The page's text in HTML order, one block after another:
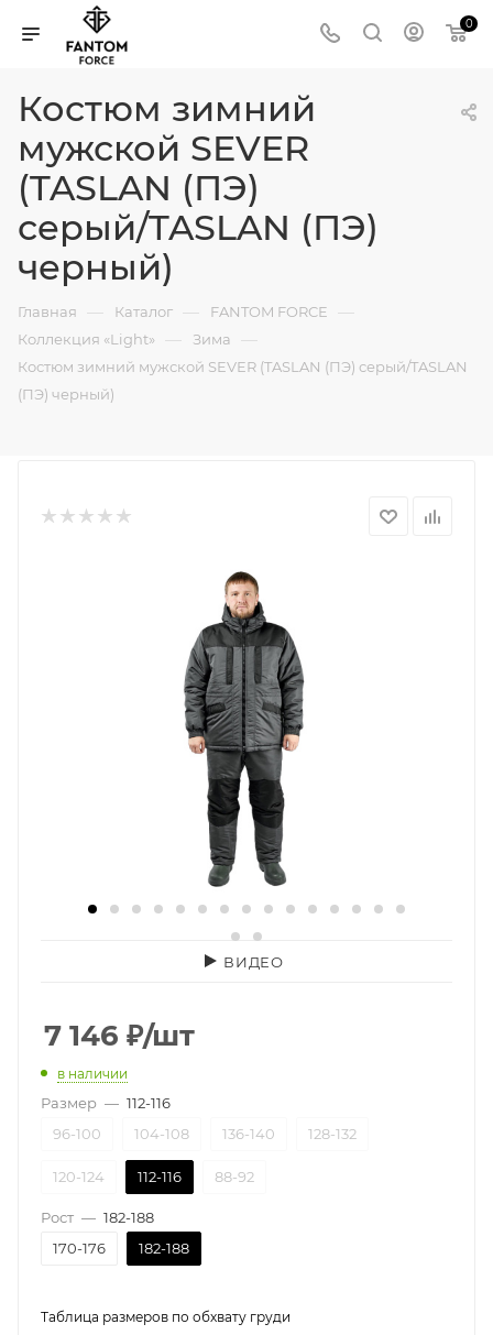
0
Костюм зимний
мужской SEVER
(TASLAN (ПЭ)
серый/TASLAN (ПЭ)
черный)
Главная — Каталог — FANTOM FORCE —
Коллекция «Light» — Зима —
Костюм зимний мужской SEVER (TASLAN (ПЭ) серый/TASLAN
(ПЭ) черный)
ВИДЕО
7 146 ₽/шт
в наличии
Размер — 112-116
96-100
104-108 136-140 128-132
120-124 112-116 88-92
Рост — 182-188
170-176
182-188
Таблица размеров по обхвату груди